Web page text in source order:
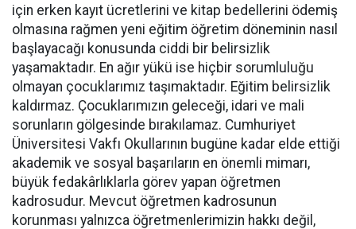
için erken kayıt ücretlerini ve kitap bedellerini ödemiş
olmasına rağmen yeni eğitim öğretim döneminin nasıl
başlayacağı konusunda ciddi bir belirsizlik
yaşamaktadır. En ağır yükü ise hiçbir sorumluluğu
olmayan çocuklarımız taşımaktadır. Eğitim belirsizlik
kaldırmaz. Çocuklarımızın geleceği, idari ve mali
sorunların gölgesinde bırakılamaz. Cumhuriyet
Üniversitesi Vakfı Okullarının bugüne kadar elde ettiği
akademik ve sosyal başarıların en önemli mimarı,
büyük fedakârlıklarla görev yapan öğretmen
kadrosudur. Mevcut öğretmen kadrosunun
korunması yalnızca öğretmenlerimizin hakkı değil,